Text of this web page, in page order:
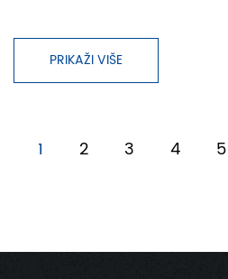
PRIKAŽI VIŠE
1 2 3 4 5